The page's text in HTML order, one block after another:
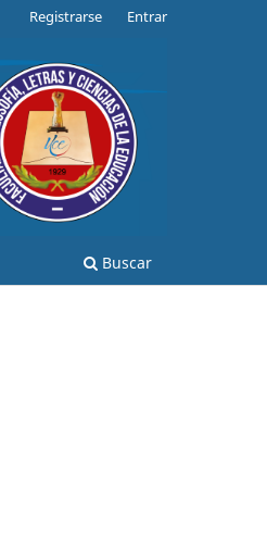
Buscar
Registrarse Entrar